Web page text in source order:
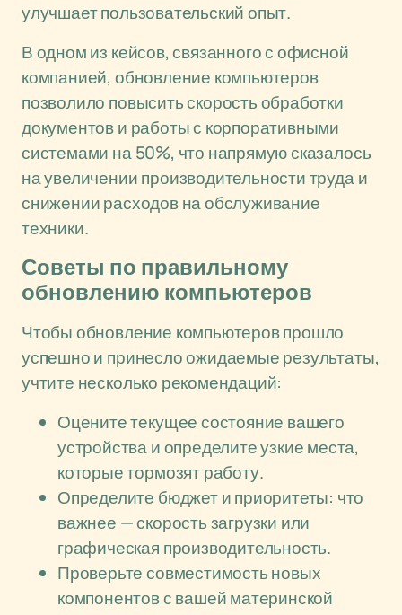
улучшает пользовательский опыт.
В одном из кейсов, связанного с офисной
компанией, обновление компьютеров
позволило повысить скорость обработки
документов и работы с корпоративными
системами на 50%, что напрямую сказалось
на увеличении производительности труда и
снижении расходов на обслуживание
техники.
Советы по правильному
обновлению компьютеров
Чтобы обновление компьютеров прошло
успешно и принесло ожидаемые результаты,
учтите несколько рекомендаций:
Оцените текущее состояние вашего
устройства и определите узкие места,
которые тормозят работу.
Определите бюджет и приоритеты: что
важнее — скорость загрузки или
графическая производительность.
Проверьте совместимость новых
компонентов с вашей материнской